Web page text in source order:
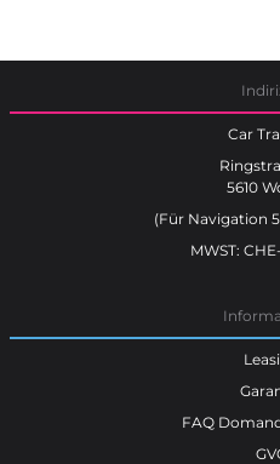
Car
5610
(Für Navigation
MWST: CHE-
FAQ